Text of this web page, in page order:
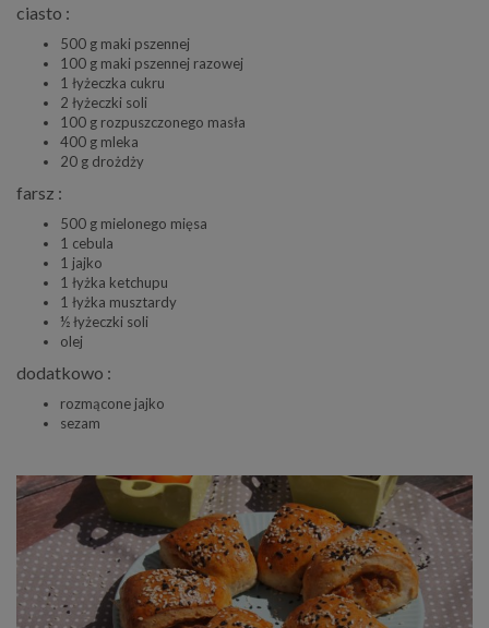
ciasto :
500 g maki pszennej
100 g maki pszennej razowej
1 łyżeczka cukru
2 łyżeczki soli
100 g rozpuszczonego masła
400 g mleka
20 g drożdży
farsz :
500 g mielonego mięsa
1 cebula
1 jajko
1 łyżka ketchupu
1 łyżka musztardy
½ łyżeczki soli
olej
dodatkowo :
rozmącone jajko
sezam